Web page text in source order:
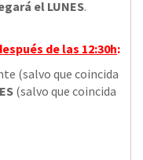
el LUNES.
de las 12:30h:
(salvo que coincida
(salvo que coincida